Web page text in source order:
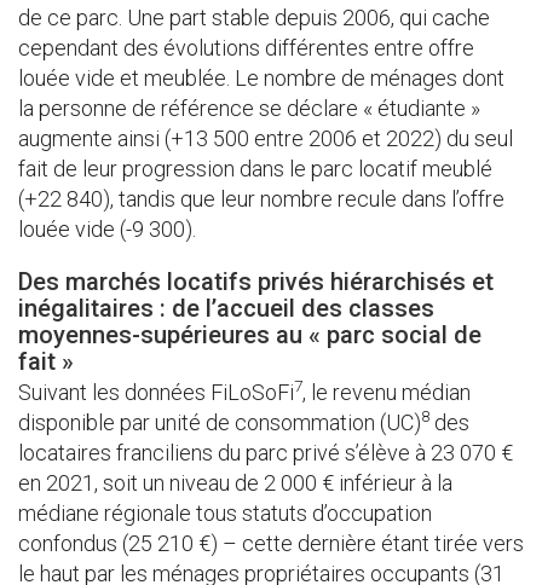
de ce parc. Une part stable depuis 2006, qui cache
cependant des évolutions différentes entre offre
louée vide et meublée. Le nombre de ménages dont
la personne de référence se déclare « étudiante »
augmente ainsi (+13 500 entre 2006 et 2022) du seul
fait de leur progression dans le parc locatif meublé
(+22 840), tandis que leur nombre recule dans l’offre
louée vide (-9 300).
Des marchés locatifs privés hiérarchisés et
inégalitaires : de l’accueil des classes
moyennes-supérieures au « parc social de
fait »
Suivant les données FiLoSoFi7, le revenu médian
disponible par unité de consommation (UC)8 des
locataires franciliens du parc privé s’élève à 23 070 €
en 2021, soit un niveau de 2 000 € inférieur à la
médiane régionale tous statuts d’occupation
confondus (25 210 €) – cette dernière étant tirée vers
le haut par les ménages propriétaires occupants (31